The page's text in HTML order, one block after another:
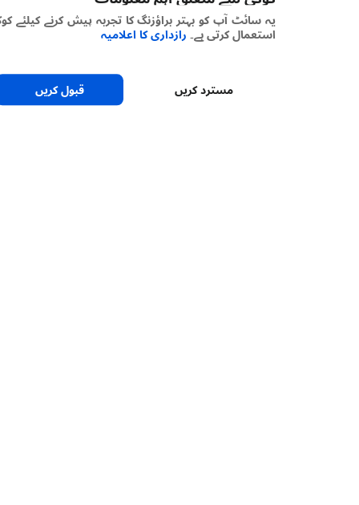
یہ سائٹ آپ کو بہتر براؤزنگ کا تجربہ پیش کرنے کیلئے کوکیز
استعمال کرتی ہے۔رازداری کا اعلامیہ
مسترد کریں قبول کریں